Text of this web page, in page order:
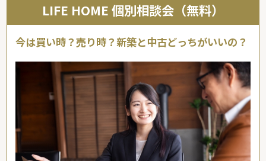
LIFE HOME 個別相談会（無料）
今は買い時？売り時？新築と中古どっちがいいの？